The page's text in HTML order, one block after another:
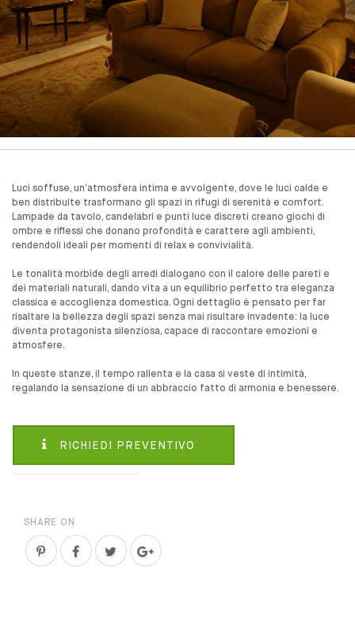
Luci soffuse, un’atmosfera intima e avvolgente, dove le luci calde e
ben distribuite trasformano gli spazi in rifugi di serenità e comfort.
Lampade da tavolo, candelabri e punti luce discreti creano giochi di
ombre e riflessi che donano profondità e carattere agli ambienti,
rendendoli ideali per momenti di relax e convivialità.
Le tonalità morbide degli arredi dialogano con il calore delle pareti e
dei materiali naturali, dando vita a un equilibrio perfetto tra eleganza
classica e accoglienza domestica. Ogni dettaglio è pensato per far
risaltare la bellezza degli spazi senza mai risultare invadente: la luce
diventa protagonista silenziosa, capace di raccontare emozioni e
atmosfere.
In queste stanze, il tempo rallenta e la casa si veste di intimità,
regalando la sensazione di un abbraccio fatto di armonia e benessere.
RICHIEDI PREVENTIVO
SHARE ON